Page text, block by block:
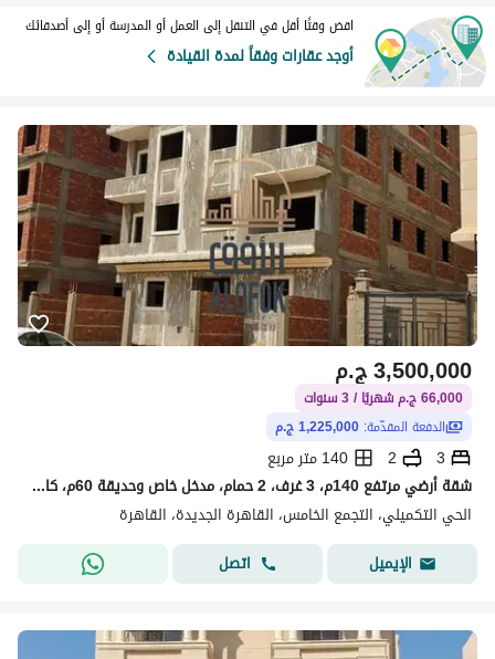
اقض وقتًا أقل في التنقل إلى العمل أو المدرسة أو إلى أصدقائك
أوجد عقارات وفقاً لمدة القيادة
ج.م3,500,000
66,000 ج.م شهريًا / 3 سنوات
الدفعة المقدّمة: 1,225,000 ج.م
3
2
140 متر مربع
شقة أرضي مرتفع 140م، 3 غرف، 2 حمام، مدخل خاص وحديقة 60م، كاش 2.8 مليون أو قسط 3.5 مليون على 3 سنوات
الحي التكميلي، التجمع الخامس، القاهرة الجديدة، القاهرة
الإيميل
اتصل